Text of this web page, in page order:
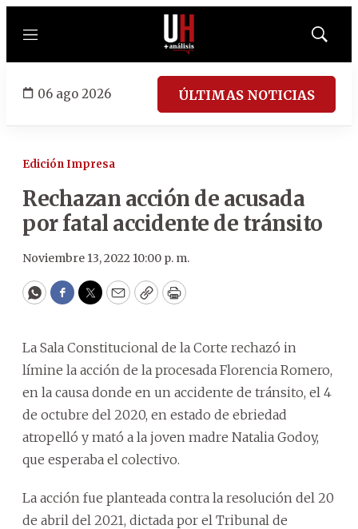
Menú
Mostrar
06 ago 2026 ÚLTIMAS NOTICIAS
Edición Impresa
Rechazan acción de acusada
por fatal accidente de tránsito
Noviembre 13, 2022 10:00 p. m.
WhatsApp
Facebook
Twitter
EmailCopyPrint
La Sala Constitucional de la Corte rechazó in
límine la acción de la procesada Florencia Romero,
en la causa donde en un accidente de tránsito, el 4
de octubre del 2020, en estado de ebriedad
atropelló y mató a la joven madre Natalia Godoy,
que esperaba el colectivo.
La acción fue planteada contra la resolución del 20
de abril del 2021, dictada por el Tribunal de